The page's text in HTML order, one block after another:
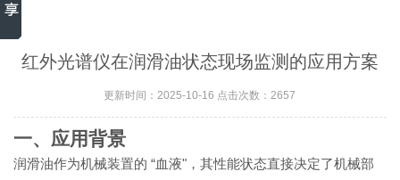
红外光谱仪在润滑油状态现场监测的应用方案
更新时间：2025-10-16 点击次数：2657
一、应用背景
润滑油作为机械装置的 “血液" ，其性能状态直接决定了机械部